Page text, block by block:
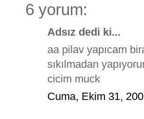
6 yorum:
Adsız dedi ki...
aa pilav yapıcam
sıkılmadan
cicim muck
Cuma, Ekim 31,